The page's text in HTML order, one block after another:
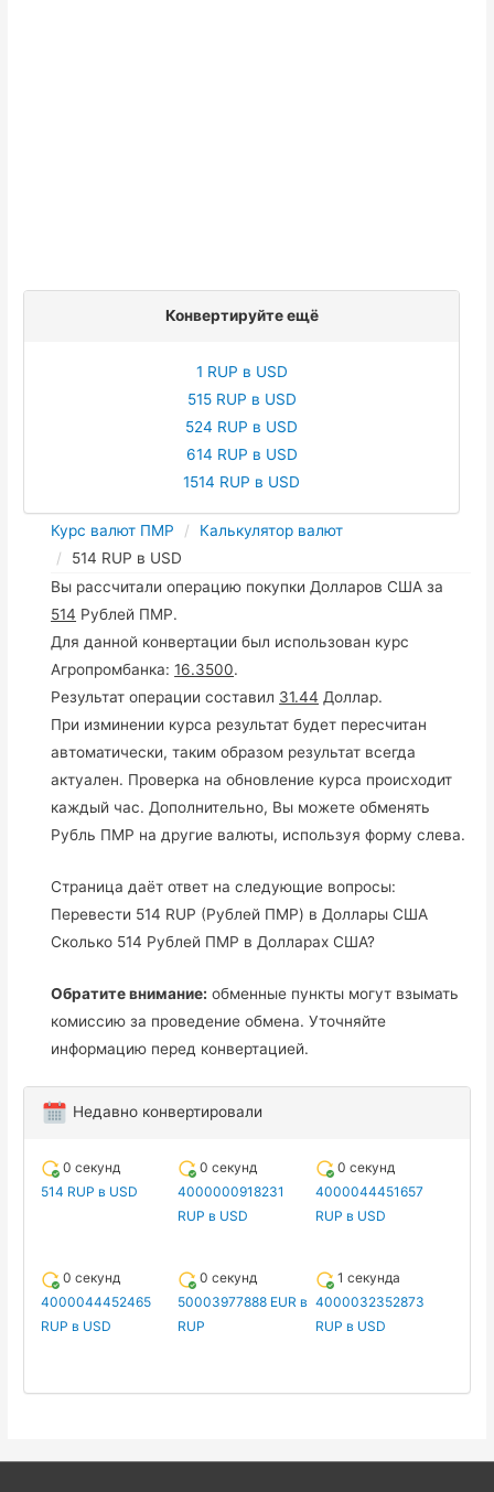
Конвертируйте ещё
1 RUP в USD
515 RUP в USD
524 RUP в USD
614 RUP в USD
1514 RUP в USD
Курс валют ПМР
Калькулятор валют
514 RUP в USD
Вы рассчитали операцию покупки Долларов США за
514 Рублей ПМР.
Для данной конвертации был использован курс
Агропромбанка:16.3500.
Результат операции составил 31.44 Доллар.
При изминении курса результат будет пересчитан
автоматически, таким образом результат всегда
актуален. Проверка на обновление курса происходит
каждый час. Дополнительно, Вы можете обменять
Рубль ПМР на другие валюты, используя форму слева.
Страница даёт ответ на следующие вопросы:
Перевести 514 RUP (Рублей ПМР) в Доллары США
Сколько 514 Рублей ПМР в Долларах США?
Обратите внимание: обменные пункты могут взымать
комиссию за проведение обмена. Уточняйте
информацию перед конвертацией.
Недавно конвертировали
0 секунд
514 RUP в USD
0 секунд
4000000918231
RUP в USD
0 секунд
4000044451657
RUP в USD
0 секунд
4000044452465
RUP в USD
0 секунд
50003977888 EUR в
RUP
1 секунда
4000032352873
RUP в USD